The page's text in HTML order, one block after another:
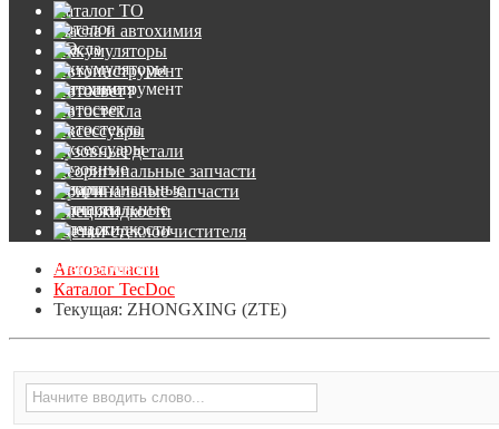
Каталог ТО
Масла и автохимия
Аккумуляторы
Автоинструмент
Автосвет
Автостекла
Аксессуары
Кузовные детали
Неоригинальные запчасти
Оригинальные запчасти
Спец.жидкости
Щетки стеклоочистителя
Автозапчасти
Каталог TecDoc
Текущая: ZHONGXING (ZTE)